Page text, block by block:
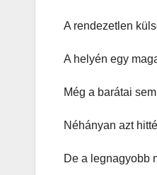
A rendezetlen
A helyén egy
Még a barátai
Néhányan azt
De a legnagyobb